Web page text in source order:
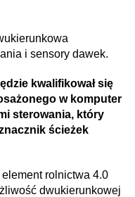
i sensory dawek.
kwalifikował się
w komputer
sterowania, który
ścieżek
rolnictwa 4.0
dwukierunkowej